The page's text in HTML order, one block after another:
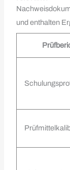
und enthalten